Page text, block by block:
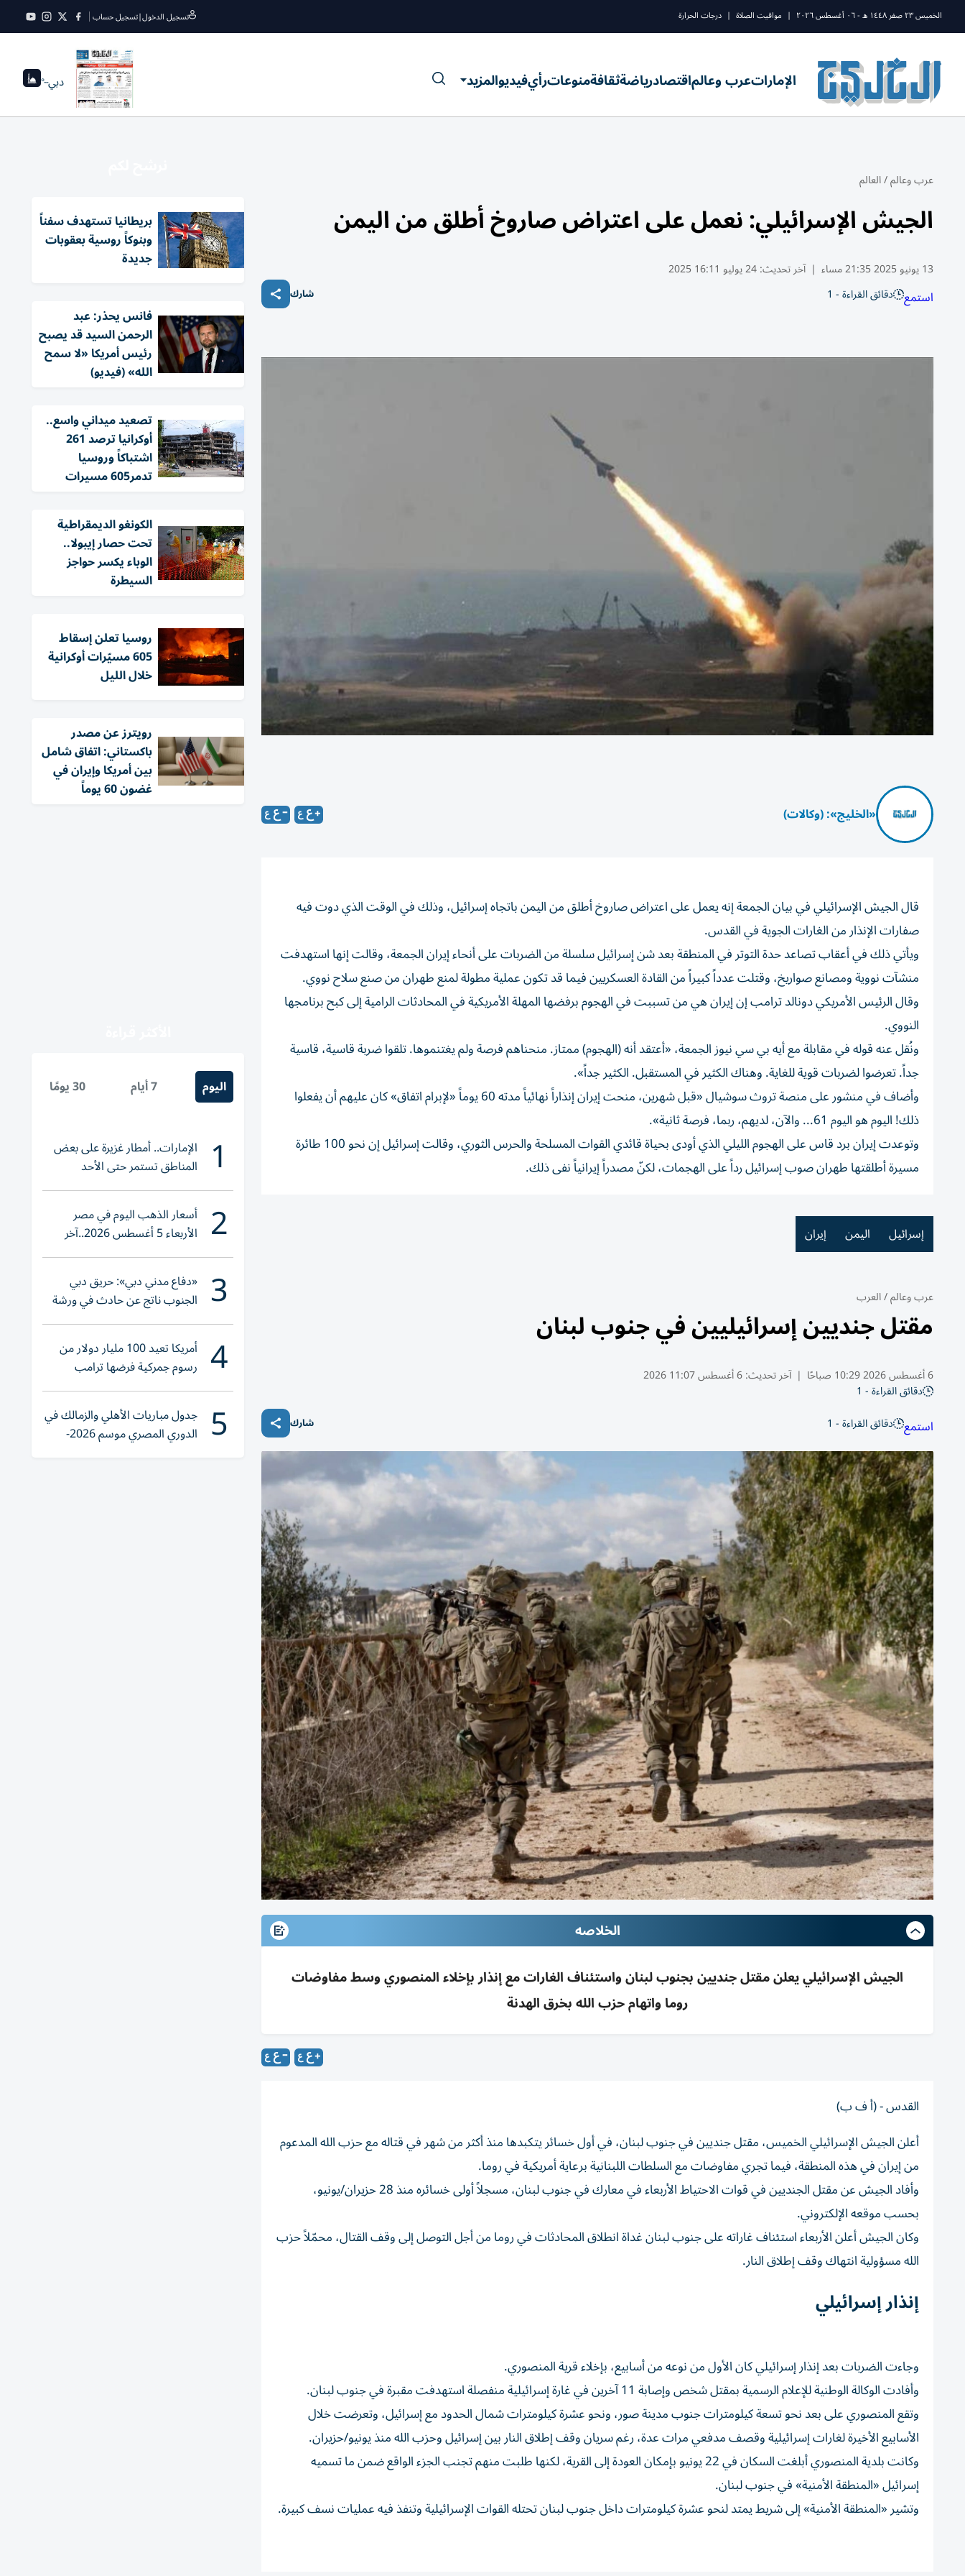
الخميس ٢٣ صفر ١٤٤٨ ه - ٠٦ أغسطس ٢٠٢٦ | مواقيت الصلاة | درجات الحرارة تسجيل الدخول|تسجيل حساب
الإماراتعرب وعالماقتصادرياضةثقافةمنوعاترأيفيديوالمزيد دبي--°
عرب وعالم/العالم
الجيش الإسرائيلي: نعمل على اعتراض صاروخ أطلق من اليمن
13 يونيو 2025 21:35 مساء | آخر تحديث:24 يوليو 16:11 2025
استمع دقائق القراءة - 1 شارك
«الخليج»: (وكالات)
قال الجيش الإسرائيلي في بيان الجمعة إنه يعمل على اعتراض صاروخ أطلق من اليمن باتجاه إسرائيل، وذلك في الوقت الذي دوت فيه
صفارات الإنذار من الغارات الجوية في القدس.
ويأتي ذلك في أعقاب تصاعد حدة التوتر في المنطقة بعد شن إسرائيل سلسلة من الضربات على أنحاء إيران الجمعة، وقالت إنها استهدفت
منشآت نووية ومصانع صواريخ، وقتلت عدداً كبيراً من القادة العسكريين فيما قد تكون عملية مطولة لمنع طهران من صنع سلاح نووي.
وقال الرئيس الأمريكي دونالد ترامب إن إيران هي من تسببت في الهجوم برفضها المهلة الأمريكية في المحادثات الرامية إلى كبح برنامجها
النووي.
ونُقل عنه قوله في مقابلة مع أيه بي سي نيوز الجمعة، «أعتقد أنه (الهجوم) ممتاز. منحناهم فرصة ولم يغتنموها. تلقوا ضربة قاسية، قاسية
جداً. تعرضوا لضربات قوية للغاية. وهناك الكثير في المستقبل. الكثير جداً».
وأضاف في منشور على منصة تروث سوشيال «قبل شهرين، منحت إيران إنذاراً نهائياً مدته 60 يوماً «لإبرام اتفاق» كان عليهم أن يفعلوا
ذلك! اليوم هو اليوم 61... والآن، لديهم، ربما، فرصة ثانية».
وتوعدت إيران برد قاس على الهجوم الليلي الذي أودى بحياة قائدي القوات المسلحة والحرس الثوري، وقالت إسرائيل إن نحو 100 طائرة
مسيرة أطلقتها طهران صوب إسرائيل رداً على الهجمات، لكنّ مصدراً إيرانياً نفى ذلك.
إسرائيل اليمن إيران
عرب وعالم/العرب
مقتل جنديين إسرائيليين في جنوب لبنان
6 أغسطس 2026 10:29 صباحًا | آخر تحديث:6 أغسطس 11:07 2026
دقائق القراءة - 1
استمع دقائق القراءة - 1 شارك
الخلاصه
الجيش الإسرائيلي يعلن مقتل جنديين بجنوب لبنان واستئناف الغارات مع إنذار بإخلاء المنصوري وسط مفاوضات
روما واتهام حزب الله بخرق الهدنة
القدس - (أ ف ب)
أعلن الجيش الإسرائيلي الخميس، مقتل جنديين في جنوب لبنان، في أول خسائر يتكبدها منذ أكثر من شهر في قتاله مع حزب الله المدعوم
من إيران في هذه المنطقة، فيما تجري مفاوضات مع السلطات اللبنانية برعاية أمريكية في روما.
وأفاد الجيش عن مقتل الجنديين في قوات الاحتياط الأربعاء في معارك في جنوب لبنان، مسجلاً أولى خسائره منذ 28 حزيران/يونيو،
بحسب موقعه الإلكتروني.
وكان الجيش أعلن الأربعاء استئناف غاراته على جنوب لبنان غداة انطلاق المحادثات في روما من أجل التوصل إلى وقف القتال، محمّلاً حزب
الله مسؤولية انتهاك وقف إطلاق النار.
إنذار إسرائيلي
وجاءت الضربات بعد إنذار إسرائيلي كان الأول من نوعه من أسابيع، بإخلاء قرية المنصوري.
وأفادت الوكالة الوطنية للإعلام الرسمية بمقتل شخص وإصابة 11 آخرين في غارة إسرائيلية منفصلة استهدفت مقبرة في جنوب لبنان.
وتقع المنصوري على بعد نحو تسعة كيلومترات جنوب مدينة صور، ونحو عشرة كيلومترات شمال الحدود مع إسرائيل، وتعرضت خلال
الأسابيع الأخيرة لغارات إسرائيلية وقصف مدفعي مرات عدة، رغم سريان وقف إطلاق النار بين إسرائيل وحزب الله منذ يونيو/حزيران.
وكانت بلدية المنصوري أبلغت السكان في 22 يونيو بإمكان العودة إلى القرية، لكنها طلبت منهم تجنب الجزء الواقع ضمن ما تسميه
إسرائيل «المنطقة الأمنية» في جنوب لبنان.
وتشير «المنطقة الأمنية» إلى شريط يمتد لنحو عشرة كيلومترات داخل جنوب لبنان تحتله القوات الإسرائيلية وتنفذ فيه عمليات نسف كبيرة.
بريطانيا تستهدف سفناً
وبنوكاً روسية بعقوبات
جديدة
فانس يحذر: عبد
الرحمن السيد قد يصبح
رئيس أمريكا «لا سمح
الله» (فيديو)
تصعيد ميداني واسع..
أوكرانيا ترصد 261
اشتباكاً وروسيا
تدمر605 مسيرات
الكونغو الديمقراطية
تحت حصار إيبولا..
الوباء يكسر حواجز
السيطرة
روسيا تعلن إسقاط
605 مسيّرات أوكرانية
خلال الليل
‏رويترز عن مصدر
باكستاني: اتفاق شامل
بين أمريكا وإيران في
غضون 60 يوماً
اليوم 7 أيام 30 يومًا
1 الإمارات.. أمطار غزيرة على بعض
المناطق تستمر حتى الأحد
2 أسعار الذهب اليوم في مصر
الأربعاء 5 أغسطس 2026..آخر
تحديث لعيار 21
3 «دفاع مدني دبي»: حريق دبي
الجنوب ناتج عن حادث في ورشة
ولا إصابات
4 أمريكا تعيد 100 مليار دولار من
رسوم جمركية فرضها ترامب
5 جدول مباريات الأهلي والزمالك في
الدوري المصري موسم 2026-